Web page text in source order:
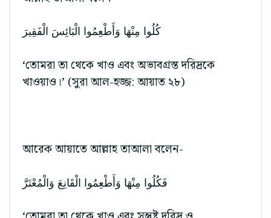
كُلُوا مِنْهَا وَأَطْعِمُوا الْبَائِسَ الْفَقِيرَ
‘তোমরা তা থেকে খাও এবং অভাবগ্রস্ত দরিদ্রকে
খাওয়াও।’ (সুরা আল-হজ্জ: আয়াত ২৮)
আরেক আয়াতে আল্লাহ তাআলা বলেন-
فَكُلُوا مِنْهَا وَأَطْعِمُوا الْقَانِعَ وَالْمُعْتَرَّ